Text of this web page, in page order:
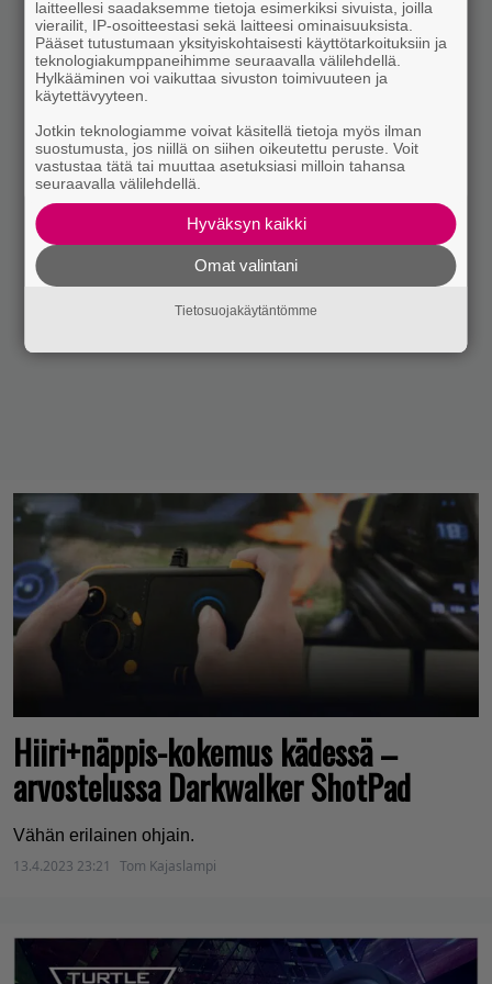
Hiiri+näppis-kokemus kädessä –
arvostelussa Darkwalker ShotPad
Vähän erilainen ohjain.
13.4.2023 23:21
Tom Kajaslampi
laitteellesi saadaksemme tietoja esimerkiksi sivuista, joilla
vierailit, IP-osoitteestasi sekä laitteesi ominaisuuksista.
Pääset tutustumaan yksityiskohtaisesti käyttötarkoituksiin ja
teknologiakumppaneihimme seuraavalla välilehdellä.
Hylkääminen voi vaikuttaa sivuston toimivuuteen ja
käytettävyyteen.
Jotkin teknologiamme voivat käsitellä tietoja myös ilman
suostumusta, jos niillä on siihen oikeutettu peruste. Voit
vastustaa tätä tai muuttaa asetuksiasi milloin tahansa
seuraavalla välilehdellä.
Hyväksyn kaikki
Omat valintani
Tietosuojakäytäntömme